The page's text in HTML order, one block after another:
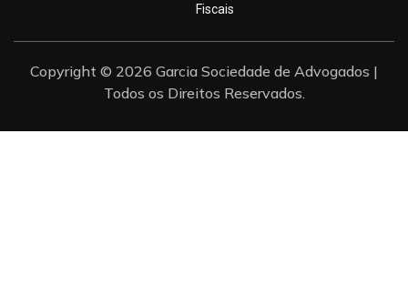
Fiscais
Copyright © 2026 Garcia Sociedade de Advogados |
Todos os Direitos Reservados.